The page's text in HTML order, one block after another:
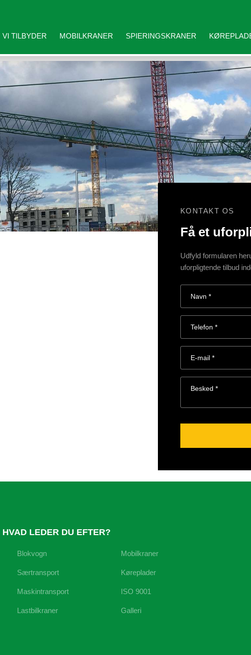
VI TILBYDER MOBILKRANER SPIERINGSKRANER
KONTAKT OS
Få et
Udfyld formularen
uforpligtende tilbud
HVAD LEDER DU EFTER?
Blokvogn
Særtransport
Maskintransport
Lastbilkraner
Mobilkraner
Køreplader
ISO 9001
Galleri